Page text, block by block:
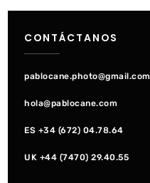
CONTÁCTANOS
pablocane.photo@gmail.com
hola@pablocane.com
ES +34 (672) 04.78.64
UK +44 (7470) 29.40.55